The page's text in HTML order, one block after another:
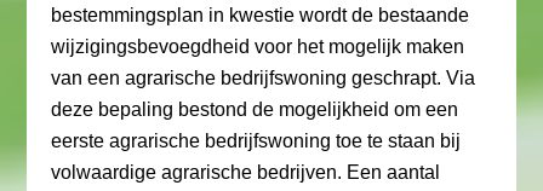
bestemmingsplan in kwestie wordt de bestaande
wijzigingsbevoegdheid voor het mogelijk maken
van een agrarische bedrijfswoning geschrapt. Via
deze bepaling bestond de mogelijkheid om een
eerste agrarische bedrijfswoning toe te staan bij
volwaardige agrarische bedrijven. Een aantal